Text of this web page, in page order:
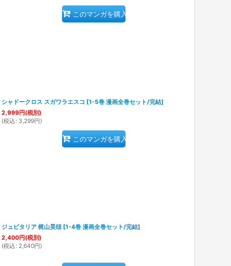
このマンガを購入
シャドークロス スガワラエスコ [1-5巻 漫画全巻セット/完結]
2,999円(税別)
(税込 : 3,299円)
このマンガを購入
ジュピタリア 梶山昊頌 [1-4巻 漫画全巻セット/完結]
2,400円(税別)
(税込 : 2,640円)